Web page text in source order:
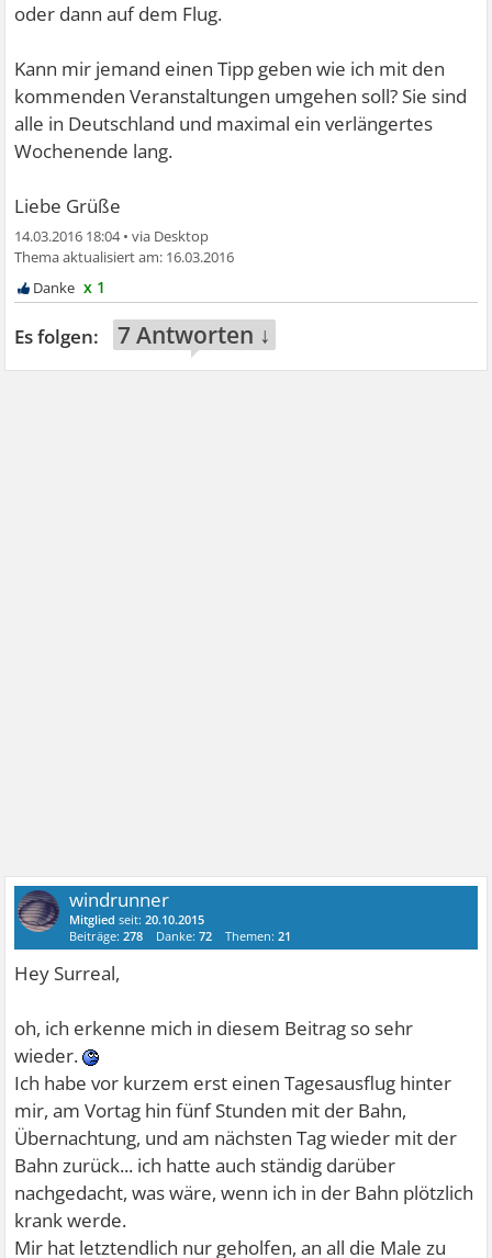
oder dann auf dem Flug.
Kann mir jemand einen Tipp geben wie ich mit den
kommenden Veranstaltungen umgehen soll? Sie sind
alle in Deutschland und maximal ein verlängertes
Wochenende lang.
Liebe Grüße
14.03.2016 18:04•
16.03.2016
x 1
7 Antworten ↓
windrunner
Mitglied seit:20.10.2015
Beiträge:278 Danke:72 Themen:21
Hey Surreal,
oh, ich erkenne mich in diesem Beitrag so sehr
wieder.
Ich habe vor kurzem erst einen Tagesausflug hinter
mir, am Vortag hin fünf Stunden mit der Bahn,
Übernachtung, und am nächsten Tag wieder mit der
Bahn zurück... ich hatte auch ständig darüber
nachgedacht, was wäre, wenn ich in der Bahn plötzlich
krank werde.
Mir hat letztendlich nur geholfen, an all die Male zu